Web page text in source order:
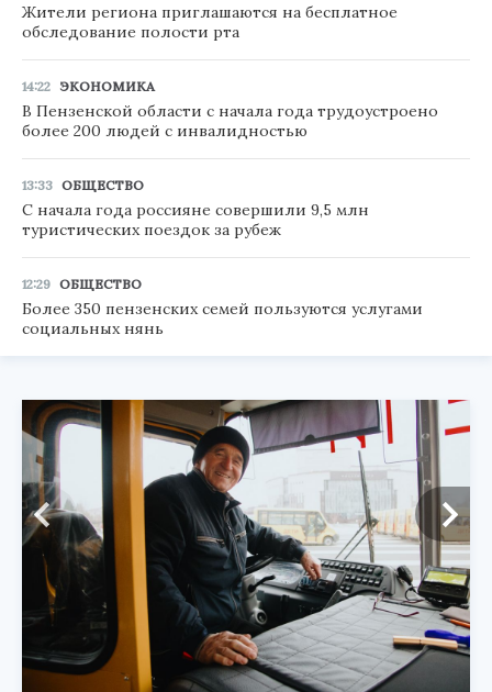
Жители региона приглашаются на бесплатное
обследование полости рта
14:22 ЭКОНОМИКА
В Пензенской области с начала года трудоустроено
более 200 людей с инвалидностью
13:33 ОБЩЕСТВО
С начала года россияне совершили 9,5 млн
туристических поездок за рубеж
12:29 ОБЩЕСТВО
Более 350 пензенских семей пользуются услугами
социальных нянь